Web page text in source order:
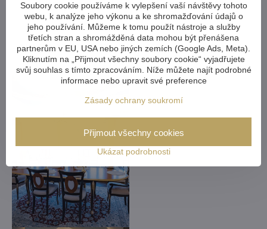
naší nabídce
vám můžeme upravit na míru
Soubory cookie používáme k vylepšení vaší návštěvy tohoto
webu, k analýze jeho výkonu a ke shromažďování údajů o
jeho používání. Můžeme k tomu použít nástroje a služby
třetích stran a shromážděná data mohou být přenášena
partnerům v EU, USA nebo jiných zemích (Google Ads, Meta).
Kliknutím na „Přijmout všechny soubory cookie“ vyjadřujete
svůj souhlas s tímto zpracováním. Níže můžete najít podrobné
informace nebo upravit své preference
Zásady ochrany soukromí
Ukázat podrobnosti
Přijmout všechny cookies